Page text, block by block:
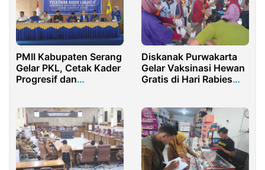
PMII Kabupaten Serang
Gelar PKL, Cetak Kader
Progresif dan
Diskanak Purwakarta
Gelar Vaksinasi Hewan
Gratis di Hari Rabies